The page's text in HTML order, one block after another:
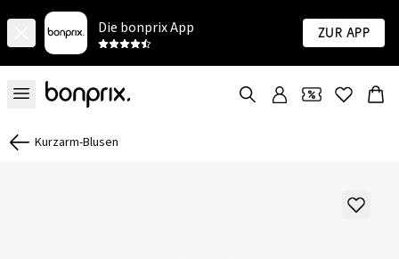
Die bonprix App Zur App
Kurzarm-Blusen